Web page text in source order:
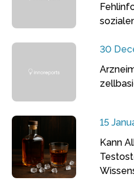
30
15
Kann